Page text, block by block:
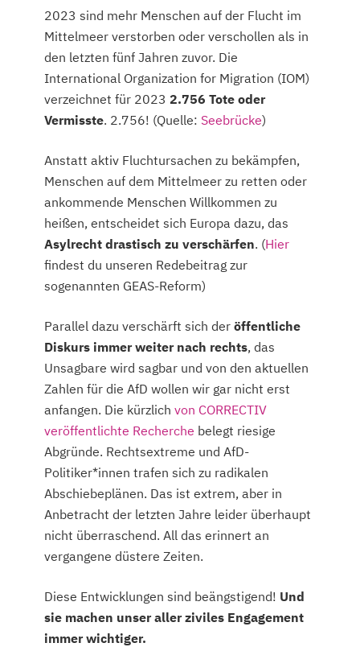
2023 sind mehr Menschen auf der Flucht im
Mittelmeer verstorben oder verschollen als in
den letzten fünf Jahren zuvor. Die
International Organization for Migration (IOM)
verzeichnet für 2023 2.756 Tote oder
Vermisste. 2.756! (Quelle: Seebrücke)
Anstatt aktiv Fluchtursachen zu bekämpfen,
Menschen auf dem Mittelmeer zu retten oder
ankommende Menschen Willkommen zu
heißen, entscheidet sich Europa dazu, das
Asylrecht drastisch zu verschärfen. (Hier
findest du unseren Redebeitrag zur
sogenannten GEAS-Reform)
Parallel dazu verschärft sich der öffentliche
Diskurs immer weiter nach rechts, das
Unsagbare wird sagbar und von den aktuellen
Zahlen für die AfD wollen wir gar nicht erst
anfangen. Die kürzlich von CORRECTIV
veröffentlichte Recherche belegt riesige
Abgründe. Rechtsextreme und AfD-
Politiker*innen trafen sich zu radikalen
Abschiebeplänen. Das ist extrem, aber in
Anbetracht der letzten Jahre leider überhaupt
nicht überraschend. All das erinnert an
vergangene düstere Zeiten.
Diese Entwicklungen sind beängstigend! Und
sie machen unser aller ziviles Engagement
immer wichtiger.